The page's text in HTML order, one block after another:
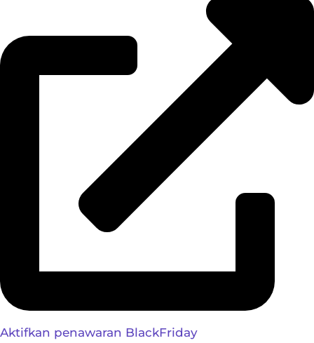
Aktifkan penawaran BlackFriday